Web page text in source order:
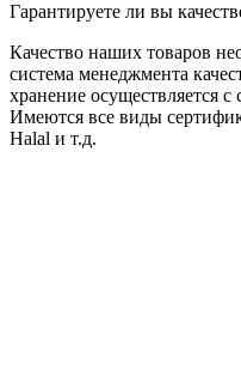
Гарантируете ли вы
Качество наших товаров
система менеджмента
хранение осуществляется
Имеются все виды
Halal и т.д.